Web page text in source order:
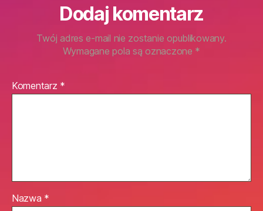
Dodaj komentarz
Twój adres e-mail nie zostanie opublikowany.
Wymagane pola są oznaczone *
Komentarz *
Nazwa *